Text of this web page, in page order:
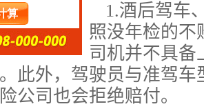
1.酒后驾车
照没年检的不
司机并不具备
此外，驾驶员与准驾
公司 也会拒绝赔付。